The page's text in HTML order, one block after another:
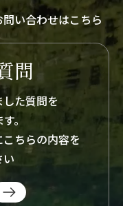
問い合わせはこちら
問
た質問を
。
ちらの内容を
い